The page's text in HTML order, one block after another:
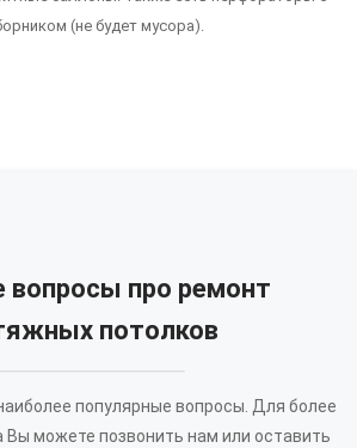
(не будет мусора).
вопросы про ремонт
потолков
популярные вопросы. Для более
Вы можете позвонить нам или оставить